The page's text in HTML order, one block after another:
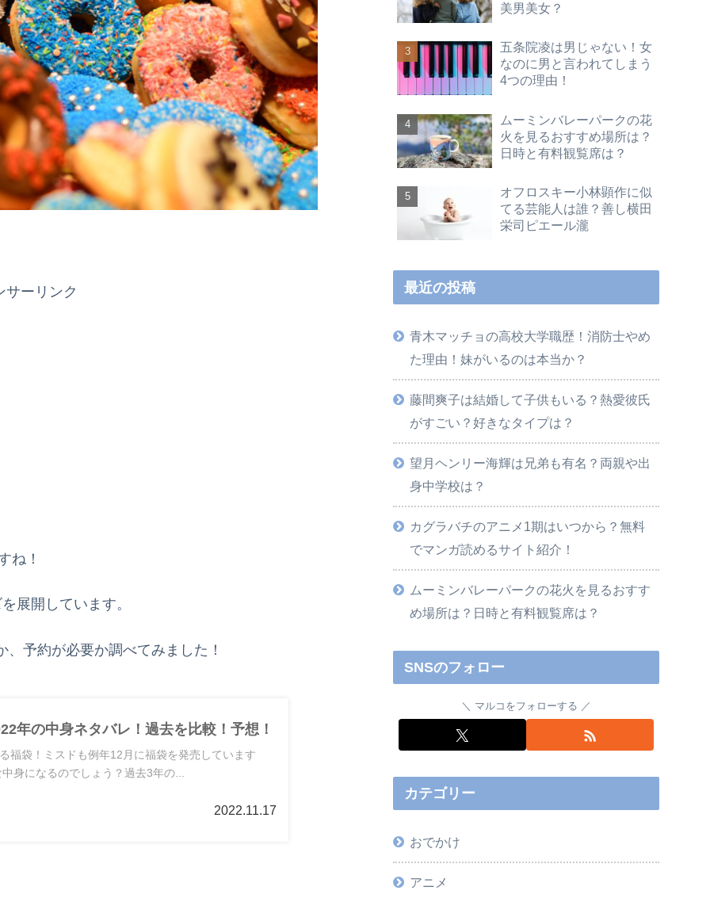
サーリンク
ね！
展開しています。
予約が必要か調べてみました！
年の中身ネタバレ！過去を比較！予想！
福袋！ミスドも例年12月に福袋を発売しています
身になるのでしょう？過去3年の...
2022.11.17
美男美女？
五条院凌は男じゃない！女
なのに男と言われてしまう
4つの理由！
ムーミンバレーパークの花
火を見るおすすめ場所は？
日時と有料観覧席は？
オフロスキー小林顕作に似
てる芸能人は誰？善し横田
栄司ピエール瀧
最近の投稿
青木マッチョの高校大学職歴！消防士やめ
た理由！妹がいるのは本当か？
藤間爽子は結婚して子供もいる？熱愛彼氏
がすごい？好きなタイプは？
望月ヘンリー海輝は兄弟も有名？両親や出
身中学校は？
カグラバチのアニメ1期はいつから？無料
でマンガ読めるサイト紹介！
ムーミンバレーパークの花火を見るおすす
め場所は？日時と有料観覧席は？
SNSのフォロー
マルコをフォローする
カテゴリー
おでかけ
アニメ